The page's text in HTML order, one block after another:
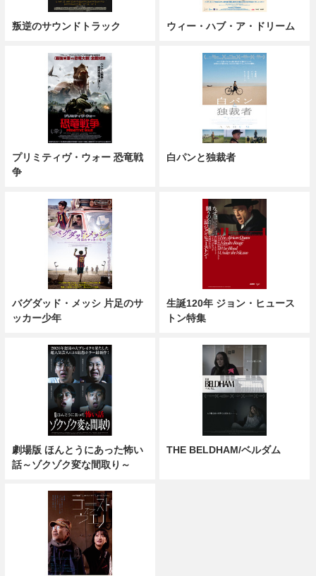
叛逆のサウンドトラック ウィー・ハブ・ア・ドリーム
プリミティヴ・ウォー 恐竜戦
争
白パンと独裁者
バグダッド・メッシ 片足のサ
ッカー少年
生誕120年 ジョン・ヒュース
トン特集
劇場版 ほんとうにあった怖い
話～ゾクゾク変な間取り～
THE BELDHAM/ベルダム